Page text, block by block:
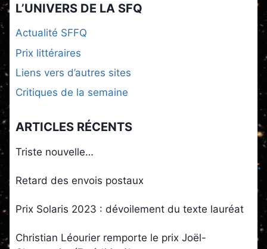
L’UNIVERS DE LA SFQ
Actualité SFFQ
Prix littéraires
Liens vers d’autres sites
Critiques de la semaine
ARTICLES RÉCENTS
Triste nouvelle…
Retard des envois postaux
Prix Solaris 2023 : dévoilement du texte lauréat
Christian Léourier remporte le prix Joël-